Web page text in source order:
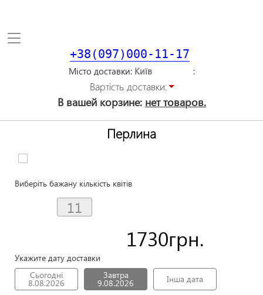
Toggle
+38(097)000-11-17
Місто доставки
Вартiсть доставки:
В вашей корзине: нет товаров.
Перлина
Виберіть бажану кількість квітів
1730грн.
Укажите дату доставки
Сьогодні
8.08.2026
Завтра
9.08.2026 Інша дата